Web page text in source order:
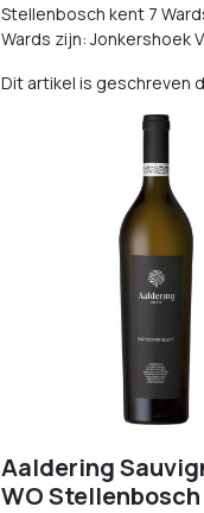
Stellenbosch kent 7
Wards zijn: Jonkershoek
Dit artikel is geschreven
Aaldering
WO Stellenbosch